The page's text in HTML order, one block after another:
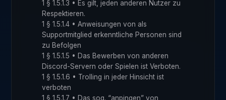
1 § 1.5.1.3 • Es gilt, jeden anderen Nutzer zu
Respektieren.
1 § 1.5.1.4 • Anweisungen von als
Supportmitglied erkenntliche Personen sind
zu Befolgen
1 § 1.5.1.5 • Das Bewerben von anderen
Discord-Servern oder Spielen ist Verboten.
1 § 1.5.1.6 • Trolling in jeder Hinsicht ist
verboten
1 § 1.5.1.7 • Das sog. “anpingen” von